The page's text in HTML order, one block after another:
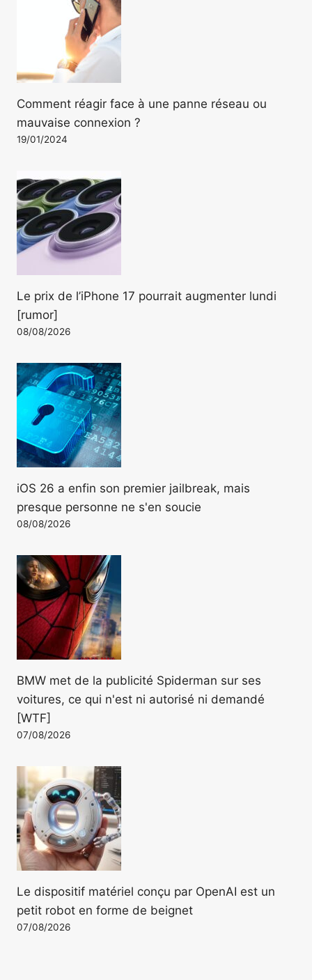
Comment réagir face à une panne réseau ou
mauvaise connexion ?
19/01/2024
Le prix de l’iPhone 17 pourrait augmenter lundi
[rumor]
08/08/2026
iOS 26 a enfin son premier jailbreak, mais
presque personne ne s'en soucie
08/08/2026
BMW met de la publicité Spiderman sur ses
voitures, ce qui n'est ni autorisé ni demandé
[WTF]
07/08/2026
Le dispositif matériel conçu par OpenAI est un
petit robot en forme de beignet
07/08/2026